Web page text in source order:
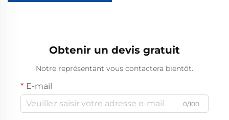
Obtenir un devis gratuit
Notre représentant vous contactera bientôt.
E-mail
0/100